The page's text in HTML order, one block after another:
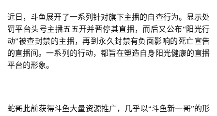
国
)
近日，斗鱼展开了一系列针对旗下主播的自查行为。显示处
罚平台头号主播五五开并暂停其直播，而后又公布“阳光行
动”被查封禁的主播，再到永久封禁有负面影响的死亡宣告
的直播间。一系列的行动，都旨在塑造自身阳光健康的直播
平台的形象。
蛇哥此前获得斗鱼大量资源推广，几乎以“斗鱼新一哥”的形